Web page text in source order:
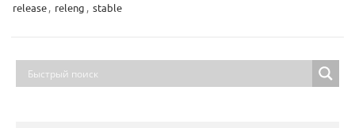
release, releng , stable